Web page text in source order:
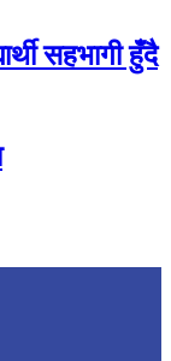
सहभागी हुँदै